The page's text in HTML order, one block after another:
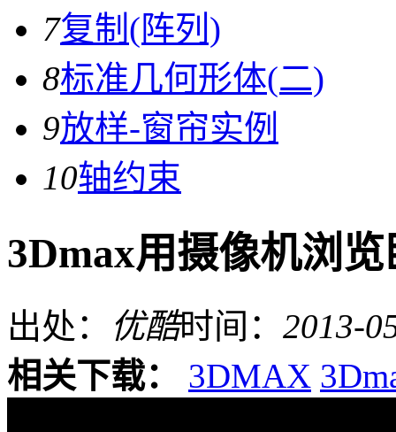
7复制(阵列)
8标准几何形体(二)
9放样-窗帘实例
10轴约束
3Dmax用摄像机浏
出处： 优酷时间： 2013-
相关下载：
3DMAX